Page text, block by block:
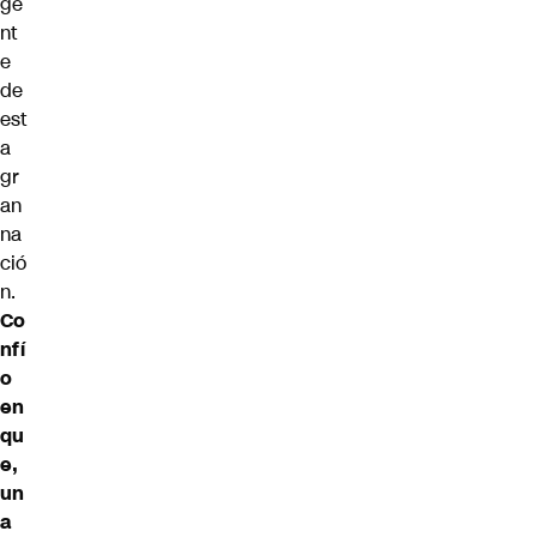
nt
e
de
est
a
gr
an
na
ció
n.
Co
nfí
o
en
qu
e,
un
a